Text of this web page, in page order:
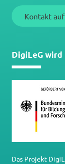
Kontakt
DigiLeG wird
Das Projekt